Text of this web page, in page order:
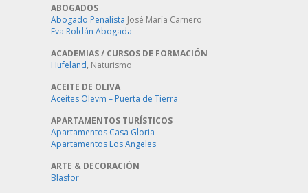
ABOGADOS
Abogado Penalista José María Carnero
Eva Roldán Abogada
ACADEMIAS / CURSOS DE FORMACIÓN
Hufeland, Naturismo
ACEITE DE OLIVA
Aceites Olevm – Puerta de Tierra
APARTAMENTOS TURÍSTICOS
Apartamentos Casa Gloria
Apartamentos Los Angeles
ARTE & DECORACIÓN
Blasfor